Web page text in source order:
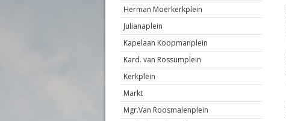
Herman Moerkerkplein
Julianaplein
Kapelaan Koopmanplein
Kard. van Rossumplein
Kerkplein
Markt
Mgr.Van Roosmalenplein